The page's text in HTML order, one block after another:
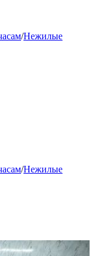
/Нежилые
/Нежилые